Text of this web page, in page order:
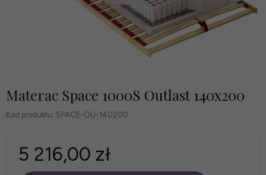
Materac Space 1000S Outlast 140x200
Kod produktu: SPACE-OU-140200
5 216,00 zł